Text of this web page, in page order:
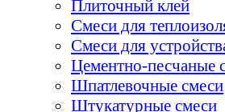
Плиточный клей
Смеси для
Смеси для
Цементно-песчаные
Шпатлевочные смеси
Штукатурные смеси